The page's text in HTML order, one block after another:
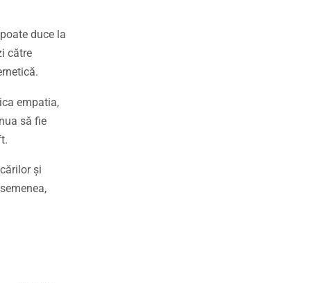
duce la
către
empatia,
să fie
și